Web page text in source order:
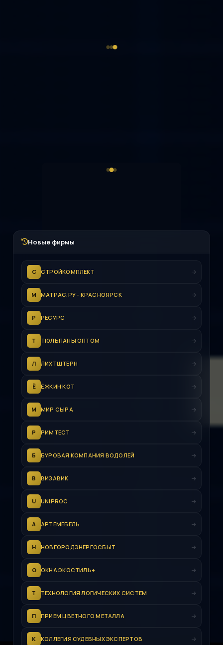
Новые фирмы
С СТРОЙКОМПЛЕКТ
М МАТРАС.РУ - КРАСНОЯРСК
Р РЕСУРС
Т ТЮЛЬПАНЫ ОПТОМ
Л ЛИХТШТЕРН
Ё ЁЖКИН КОТ
М МИР СЫРА
Р РИМТЕСТ
Б БУРОВАЯ КОМПАНИЯ ВОДОЛЕЙ
В ВИЗАВИК
U UNIPROC
А АРТЕМЕБЕЛЬ
Н НОВГОРОДЭНЕРГОСБЫТ
О ОКНА ЭКОСТИЛЬ+
Т ТЕХНОЛОГИЯ ЛОГИЧЕСКИХ СИСТЕМ
П ПРИЕМ ЦВЕТНОГО МЕТАЛЛА
К КОЛЛЕГИЯ СУДЕБНЫХ ЭКСПЕРТОВ